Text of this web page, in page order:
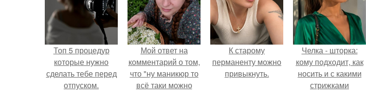
Топ 5 процедур
которые нужно
сделать тебе перед
отпуском.
Мой ответ на
комментарий о том,
что "ну маникюр то
всё таки можно
К старому
перманенту можно
привыкнуть.
Челка - шторка:
кому подходит, как
носить и с какими
стрижками